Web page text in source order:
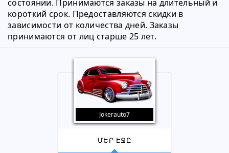
состоянии. Принимаются заказы на длительный и
короткий срок. Предоставляются скидки в
зависимости от количества дней. Заказы
принимаются от лиц старше 25 лет.
Jokerauto7
ՄԵՐ ԷՋԸ